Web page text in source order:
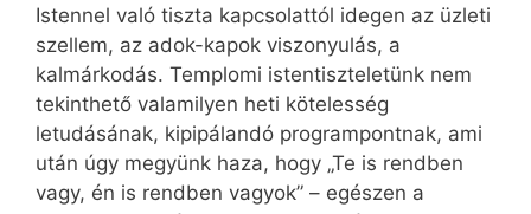
Istennel való tiszta kapcsolattól idegen az üzleti
szellem, az adok-kapok viszonyulás, a
kalmárkodás. Templomi istentiszteletünk nem
tekinthető valamilyen heti kötelesség
letudásának, kipipálandó programpontnak, ami
után úgy megyünk haza, hogy „Te is rendben
vagy, én is rendben vagyok” – egészen a